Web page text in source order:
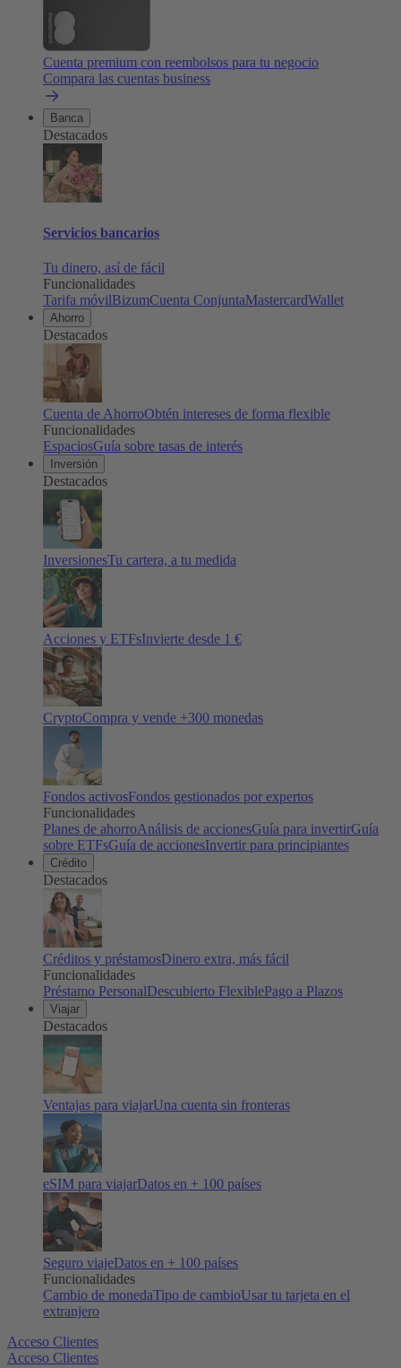
Cuenta premium con reembolsos para tu negocio
Compara las cuentas business
Banca
Destacados
Servicios bancarios
Tu dinero, así de fácil
Funcionalidades
Tarifa móvilBizumCuenta ConjuntaMastercardWallet
Ahorro
Destacados
Cuenta de AhorroObtén intereses de forma flexible
Funcionalidades
EspaciosGuía sobre tasas de interés
Inversión
Destacados
InversionesTu cartera, a tu medida
Acciones y ETFsInvierte desde 1 €
CryptoCompra y vende +300 monedas
Fondos activosFondos gestionados por expertos
Funcionalidades
Planes de ahorroAnálisis de accionesGuía para invertirGuía
sobre ETFsGuía de accionesInvertir para principiantes
Crédito
Destacados
Créditos y préstamosDinero extra, más fácil
Funcionalidades
Préstamo PersonalDescubierto FlexiblePago a Plazos
Viajar
Destacados
Ventajas para viajarUna cuenta sin fronteras
eSIM para viajarDatos en + 100 países
Seguro viajeDatos en + 100 países
Funcionalidades
Cambio de monedaTipo de cambioUsar tu tarjeta en el
extranjero
Acceso Clientes
Acceso Clientes